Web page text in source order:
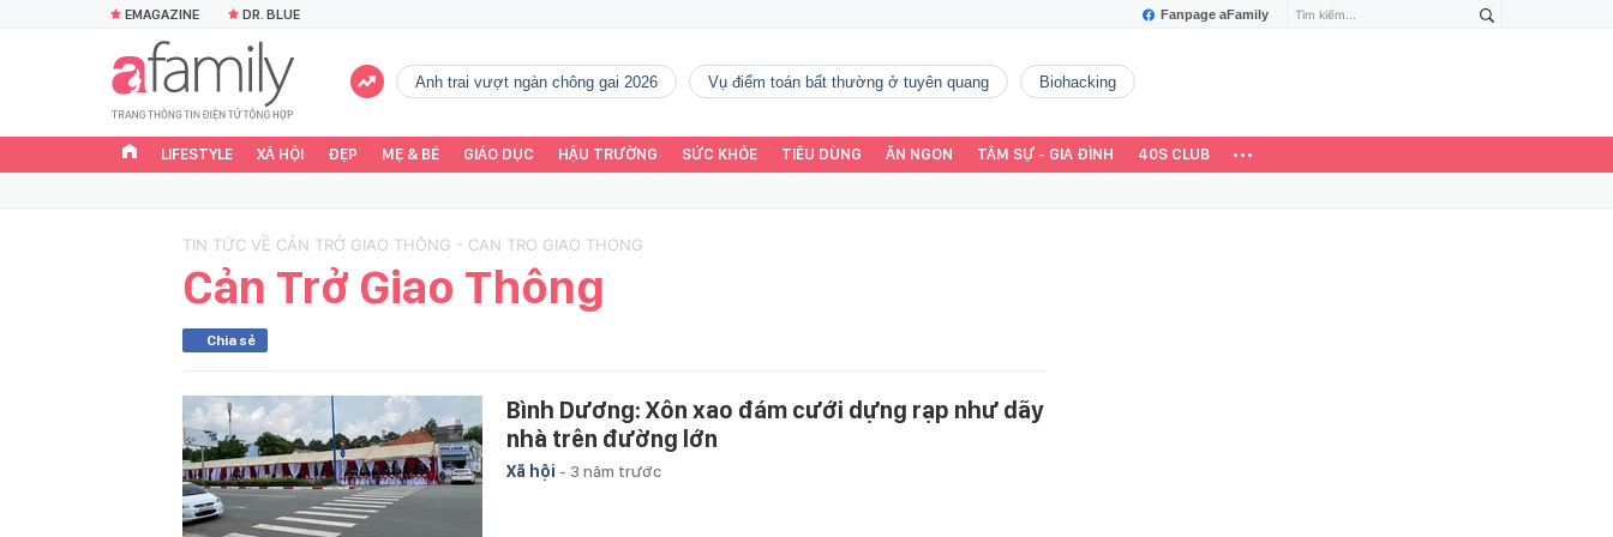
Fanpage aFamily
EMAGAZINE DR. BLUE
Anh trai vượt ngàn chông gai 2026 vụ điểm toán bất thường ở tuyên quang Biohacking
LIFESTYLE XÃ HỘI ĐẸP MẸ & BÉ GIÁO DỤC HẬU TRƯỜNG SỨC KHỎE TIÊU DÙNG ĂN NGON TÂM SỰ - GIA ĐÌNH 40S CLUB
TIN TỨC VỀ CẢN TRỞ GIAO THÔNG - CAN TRO GIAO THONG
Cản Trở Giao Thông
Chia sẻ
Bình Dương: Xôn xao đám cưới dựng rạp như dãy
nhà trên đường lớn
Xã hội - 3 năm trước